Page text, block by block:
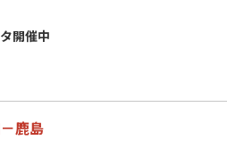
開催中
鹿島